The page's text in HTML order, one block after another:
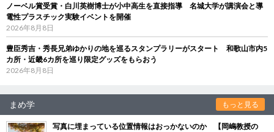
ノーベル賞受賞・白川英樹博士が小中高生を直接指導 名城大学が講演会と導
電性プラスチック実験イベントを開催
2026年8月8日
豊臣秀吉・秀長兄弟ゆかりの地を巡るスタンプラリーがスタート 和歌山市内5
カ所・近畿6カ所を巡り限定グッズをもらおう
2026年8月8日
まめ学 もっと見る
写真に埋まっている位置情報はおっかないのか 【岡嶋教授の